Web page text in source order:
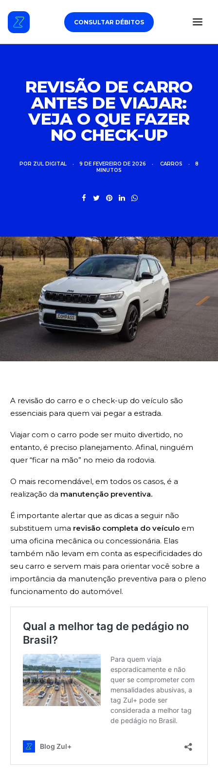
CONSULTAR DÉBITOS
DÉBITOS VEICULARES
TAG DE PEDÁGIO
REVISÃO DE CARRO
ANTES DE VIAJAR:
VEJA O QUE FAZER
NO CHECK-UP
POR ZUL DIGITAL • 9 DE FEVEREIRO DE 2026 • CARROS •
8
MINUTOS
A revisão do carro e o check-up do veículo são
essenciais para quem vai pegar a estrada.
Viajar com o carro pode ser muito divertido, no
entanto, é preciso planejamento. Afinal, ninguém
quer “ficar na mão” no meio da rodovia.
O mais recomendável, em todos os casos, é a
realização da manutenção preventiva.
É importante alertar que as dicas a seguir não
substituem uma revisão completa do veículo em
uma oficina mecânica ou concessionária. Elas
também não levam em conta as especificidades do
seu carro e servem mais para orientar você sobre a
importância da manutenção preventiva para o pleno
funcionamento do automóvel.